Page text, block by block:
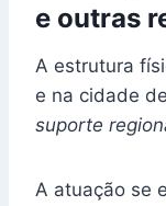
e outras
A estrutura
e na cidade
suporte
A atuação se